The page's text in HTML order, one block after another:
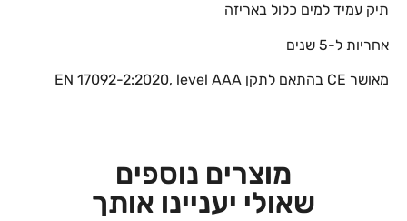
תיק עמיד למים כלול באריזה
אחריות ל-5 שנים
מאושר CE בהתאם לתקן EN 17092-2:2020, level AAA
מוצרים נוספים
שאולי יעניינו אותך